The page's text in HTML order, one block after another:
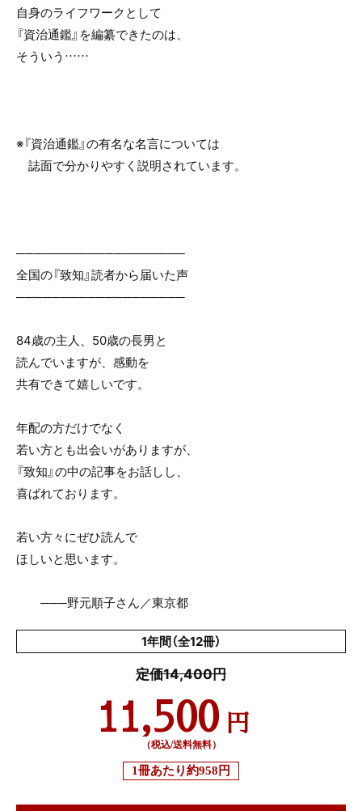
自身のライフワークとして
『資治通鑑』を編纂できたのは、
そういう……
※『資治通鑑』の有名な名言については
誌面で分かりやすく説明されています。
───────────────────
全国の『致知』読者から届いた声
───────────────────
84歳の主人、50歳の長男と
読んでいますが、感動を
共有できて嬉しいです。
年配の方だけでなく
若い方とも出会いがありますが、
『致知』の中の記事をお話しし、
喜ばれております。
若い方々にぜひ読んで
ほしいと思います。
───野元順子さん／東京都
1年間（全12冊）
定価14,400円
11,500 円
（税込/送料無料）
1冊あたり約958円